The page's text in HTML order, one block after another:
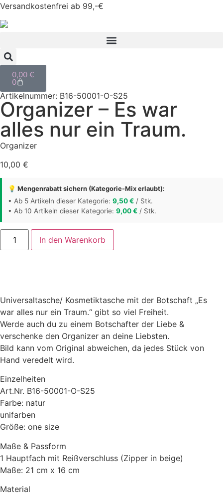
Versandkostenfrei ab 99,-€
0,00 €
0
Artikelnummer: B16-50001-O-S25
Organizer – Es war
alles nur ein Traum.
Organizer
10,00 €
💡 Mengenrabatt sichern (Kategorie-Mix erlaubt):
• Ab 5 Artikeln dieser Kategorie: 9,50€ / Stk.
• Ab 10 Artikeln dieser Kategorie: 9,00€ / Stk.
In den Warenkorb
Universaltasche/ Kosmetiktasche mit der Botschaft „Es
war alles nur ein Traum.“ gibt so viel Freiheit.
Werde auch du zu einem Botschafter der Liebe &
verschenke den Organizer an deine Liebsten.
Bild kann vom Original abweichen, da jedes Stück von
Hand veredelt wird.
Einzelheiten
Art.Nr. B16-50001-O-S25
Farbe: natur
unifarben
Größe: one size
Maße & Passform
1 Hauptfach mit Reißverschluss (Zipper in beige)
Maße: 21 cm x 16 cm
Material